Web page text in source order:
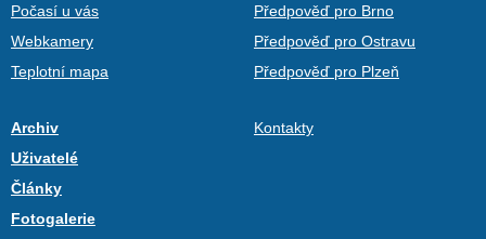
Počasí u vás
Webkamery
Teplotní mapa
Předpověď pro Brno
Předpověď pro Ostravu
Předpověď pro Plzeň
Archiv
Uživatelé
Články
Fotogalerie
Kontakty